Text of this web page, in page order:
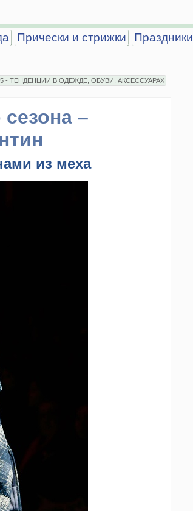
Прически и стрижки Праздники
- ТЕНДЕНЦИИ В ОДЕЖДЕ, ОБУВИ, АКСЕССУАРАХ
–
из меха